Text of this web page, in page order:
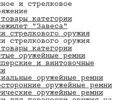
и стрелковое
категории
"Завеса"
стрелкового оружия
стрелкового оружия
категории
оружейные ремни
и винтовочные
оружейные ремни
оружейные ремни
оружейные ремни